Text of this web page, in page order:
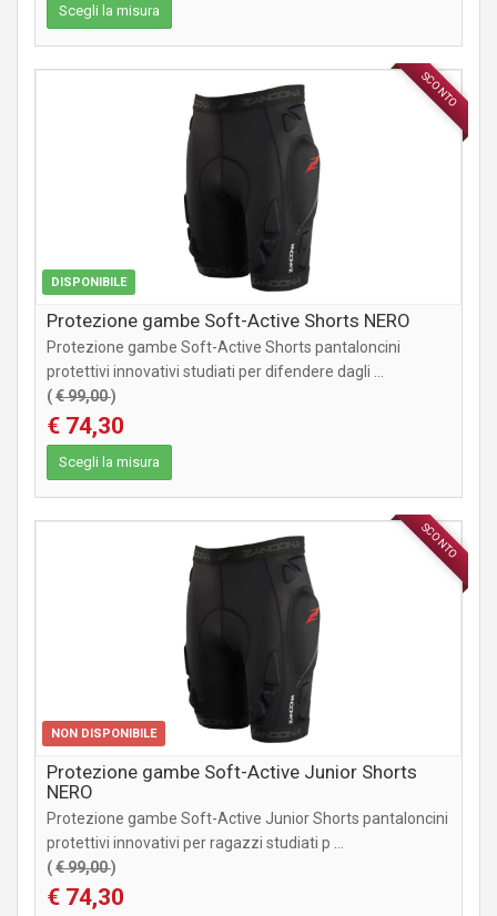
Scegli la misura
SCONTO
DISPONIBILE
ABBIGLIAMENTO
Protezione gambe Soft-Active Shorts NERO
Protezione gambe Soft-Active Shorts pantaloncini
protettivi innovativi studiati per difendere dagli ...
(€ 99,00)
€ 74,30
Scegli la misura
SCONTO
NON DISPONIBILE
ABBIGLIAMENTO
Protezione gambe Soft-Active Junior Shorts
NERO
Protezione gambe Soft-Active Junior Shorts pantaloncini
protettivi innovativi per ragazzi studiati p ...
(€ 99,00)
€ 74,30